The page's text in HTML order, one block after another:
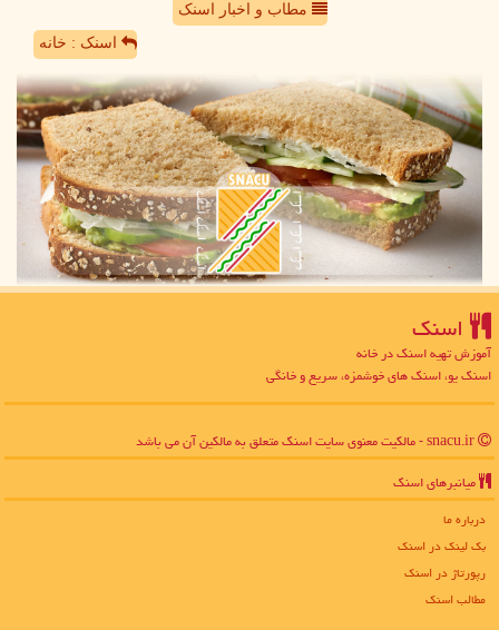
مطاب و اخبار اسنک
اسنک : خانه
اسنك
آموزش تهیه اسنک در خانه
اسنک یو، اسنک های خوشمزه، سریع و خانگی
میانبرهای اسنك
درباره ما
بک لینک در اسنك
رپورتاژ در اسنك
مطالب اسنك